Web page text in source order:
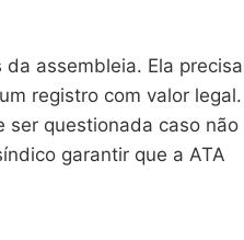
assembleia. Ela precisa
registro com valor legal.
ser questionada caso não
garantir que a ATA